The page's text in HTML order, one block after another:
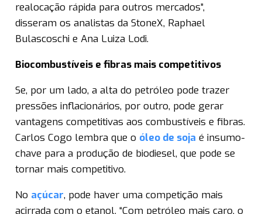
realocação rápida para outros mercados”,
disseram os analistas da StoneX, Raphael
Bulascoschi e Ana Luiza Lodi.
Biocombustíveis e fibras mais competitivos
Se, por um lado, a alta do petróleo pode trazer
pressões inflacionários, por outro, pode gerar
vantagens competitivas aos combustíveis e fibras.
Carlos Cogo lembra que o óleo de soja é insumo-
chave para a produção de biodiesel, que pode se
tornar mais competitivo.
No açúcar, pode haver uma competição mais
acirrada com o etanol. “Com petróleo mais caro, o